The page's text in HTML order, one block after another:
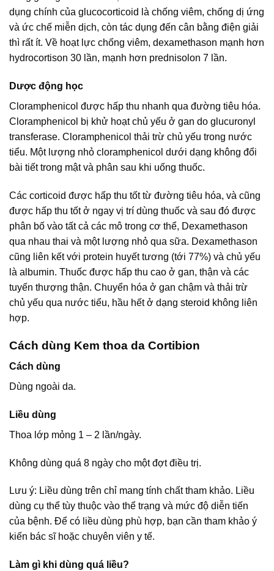
dụng chính của glucocorticoid là chống viêm, chống dị ứng
và ức chế miễn dịch, còn tác dụng đến cân bằng điện giải
thì rất ít. Về hoạt lực chống viêm, dexamethason mạnh hơn
hydrocortison 30 lần, mạnh hơn prednisolon 7 lần.
Dược động học
Cloramphenicol được hấp thu nhanh qua đường tiêu hóa.
Cloramphenicol bị khử hoạt chủ yếu ở gan do glucuronyl
transferase. Cloramphenicol thải trừ chủ yếu trong nước
tiểu. Một lượng nhỏ cloramphenicol dưới dạng không đổi
bài tiết trong mật và phân sau khi uống thuốc.
Các corticoid được hấp thu tốt từ đường tiêu hóa, và cũng
được hấp thu tốt ở ngay vị trí dùng thuốc và sau đó được
phân bố vào tất cả các mô trong cơ thể, Dexamethason
qua nhau thai và một lượng nhỏ qua sữa. Dexamethason
cũng liên kết với protein huyết tương (tới 77%) và chủ yếu
là albumin. Thuốc được hấp thu cao ở gan, thận và các
tuyến thượng thận. Chuyển hóa ở gan chậm và thải trừ
chủ yếu qua nước tiểu, hầu hết ở dạng steroid không liên
hợp.
Cách dùng Kem thoa da Cortibion
Cách dùng
Dùng ngoài da.
Liều dùng
Thoa lớp mỏng 1 – 2 lần/ngày.
Không dùng quá 8 ngày cho một đợt điều trị.
Lưu ý: Liều dùng trên chỉ mang tính chất tham khảo. Liều
dùng cụ thể tùy thuộc vào thể trạng và mức độ diễn tiến
của bệnh. Để có liều dùng phù hợp, bạn cần tham khảo ý
kiến bác sĩ hoặc chuyên viên y tế.
Làm gì khi dùng quá liều?